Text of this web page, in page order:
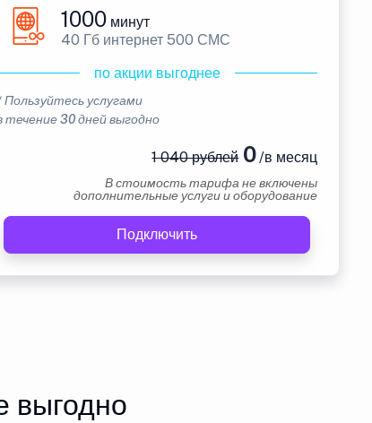
1000 минут
40 Гб интернет 500 СМС
по акции выгоднее
Пользуйтесь услугами
течение 30 дней выгодно
1 040 рублей0/в месяц
В стоимость тарифа не включены
дополнительные услуги и оборудование
Подключить
выгодно